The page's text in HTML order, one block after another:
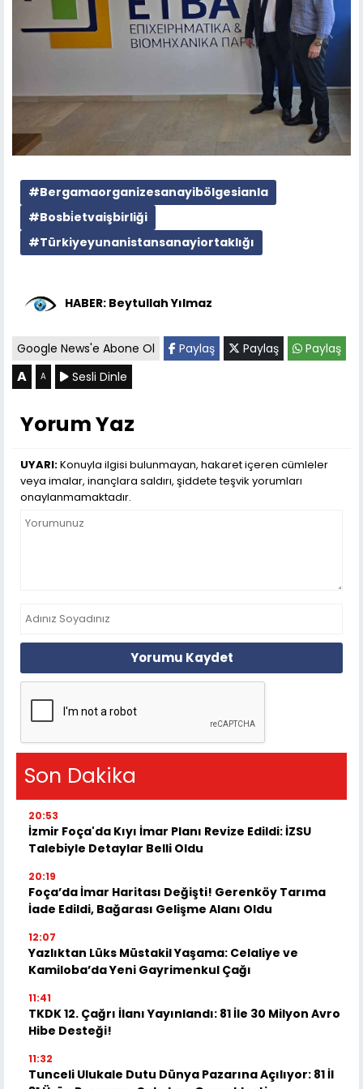
#Bergamaorganizesanayibölgesianla
#Bosbi̇etvaişbirliği
#Türkiyeyunanistansanayiortaklığı
HABER: Beytullah Yılmaz
Google News'e Abone Ol Paylaş Paylaş Paylaş
A A Sesli Dinle
Yorum Yaz
UYARI:Konuyla ilgisi bulunmayan, hakaret içeren cümleler
veya imalar, inançlara saldırı, şiddete teşvik yorumları
onaylanmamaktadır.
Yorumu Kaydet
Son Dakika
20:53
İzmir Foça'da Kıyı İmar Planı Revize Edildi: İZSU
Talebiyle Detaylar Belli Oldu
20:19
Foça’da İmar Haritası Değişti! Gerenköy Tarıma
İade Edildi, Bağarası Gelişme Alanı Oldu
12:07
Yazlıktan Lüks Müstakil Yaşama: Celaliye ve
Kamiloba’da Yeni Gayrimenkul Çağı
11:41
TKDK 12. Çağrı İlanı Yayınlandı: 81 İle 30 Milyon Avro
Hibe Desteği!
11:32
Tunceli Ulukale Dutu Dünya Pazarına Açılıyor: 81 İl